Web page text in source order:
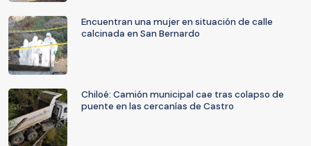
Encuentran una mujer en situación de calle
calcinada en San Bernardo
Chiloé: Camión municipal cae tras colapso de
puente en las cercanías de Castro